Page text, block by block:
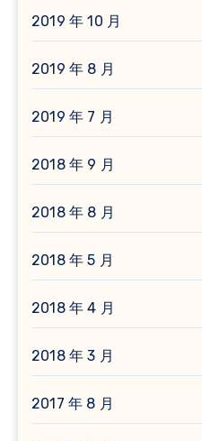
2019 年 10 月
2019 年 8 月
2019 年 7 月
2018 年 9 月
2018 年 8 月
2018 年 5 月
2018 年 4 月
2018 年 3 月
2017 年 8 月